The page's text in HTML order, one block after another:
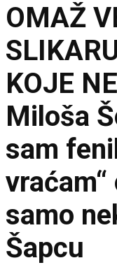
OMAŽ
KOJE
Miloša
sam
samo
Šapcu